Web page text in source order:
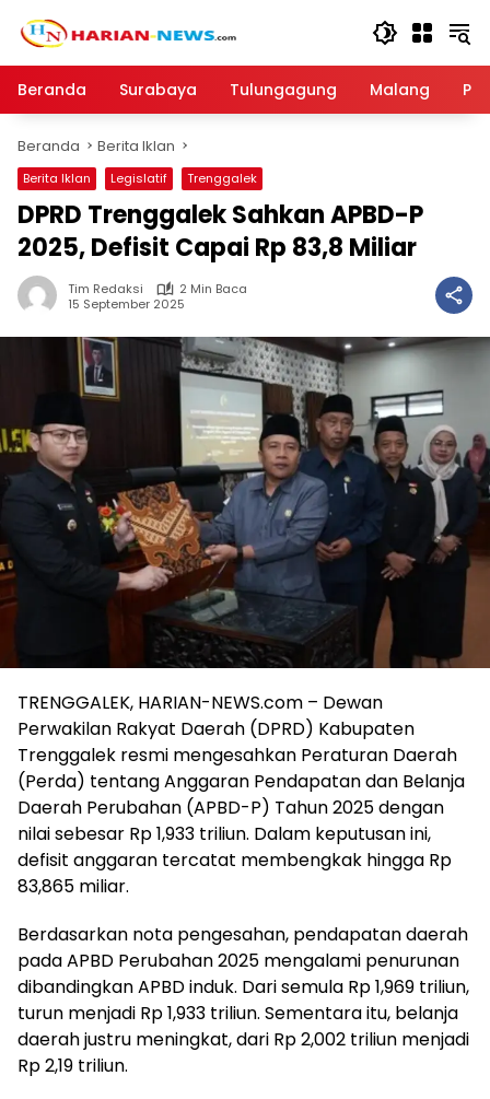
Beranda
Surabaya Tulungagung Malang
Beranda Berita Iklan
Berita Iklan Legislatif Trenggalek
DPRD Trenggalek Sahkan APBD-P
2025, Defisit Capai Rp 83,8 Miliar
Tim Redaksi
2 Min Baca
15 September 2025
TRENGGALEK, HARIAN-NEWS.com – Dewan
Perwakilan Rakyat Daerah (DPRD) Kabupaten
Trenggalek resmi mengesahkan Peraturan Daerah
(Perda) tentang Anggaran Pendapatan dan Belanja
Daerah Perubahan (APBD-P) Tahun 2025 dengan
nilai sebesar Rp 1,933 triliun. Dalam keputusan ini,
defisit anggaran tercatat membengkak hingga Rp
83,865 miliar.
Berdasarkan nota pengesahan, pendapatan daerah
pada APBD Perubahan 2025 mengalami penurunan
dibandingkan APBD induk. Dari semula Rp 1,969 triliun,
turun menjadi Rp 1,933 triliun. Sementara itu, belanja
daerah justru meningkat, dari Rp 2,002 triliun menjadi
Rp 2,19 triliun.